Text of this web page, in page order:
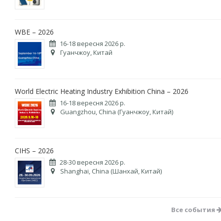
WBE – 2026
16-18 вересня 2026 р.
Гуанчжоу, Китай
World Electric Heating Industry Exhibition China – 2026
16-18 вересня 2026 р.
Guangzhou, China (Гуанчжоу, Китай)
CIHS – 2026
28-30 вересня 2026 р.
Shanghai, China (Шанхай, Китай)
Все события